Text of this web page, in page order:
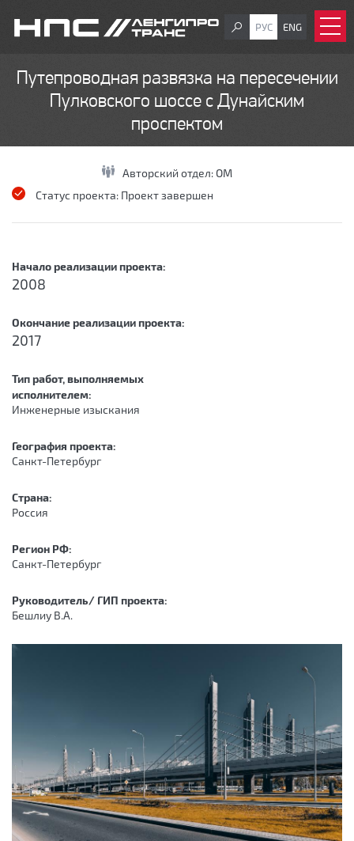
РУС ENG
Путепроводная развязка на пересечении
Пулковского шоссе с Дунайским
проспектом
Авторский отдел: ОМ
Статус проекта: Проект завершен
Начало реализации проекта:
2008
Окончание реализации проекта:
2017
Тип работ, выполняемых
исполнителем:
Инженерные изыскания
География проекта:
Санкт-Петербург
Страна:
Россия
Регион РФ:
Санкт-Петербург
Руководитель/ ГИП проекта:
Бешлиу В.А.